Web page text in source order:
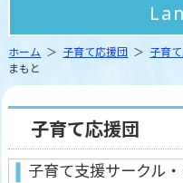
ホーム ＞ 子育て応援団 ＞ 子育
まもと
子育て応援団
子育て支援サークル